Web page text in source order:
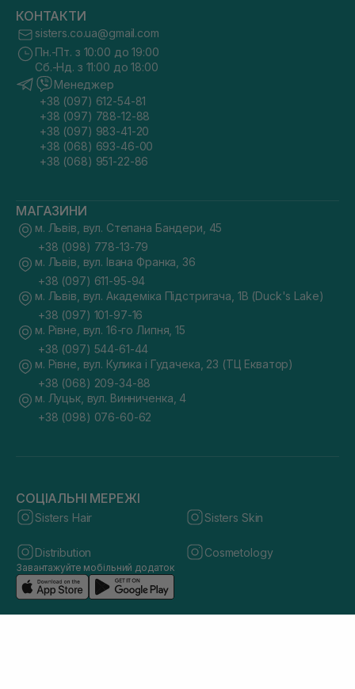
КОНТАКТИ
sisters.co.ua@gmail.com
Пн.-Пт. з 10:00 до 19:00
Сб.-Нд. з 11:00 до 18:00
Менеджер
+38 (097) 612-54-81
+38 (097) 788-12-88
+38 (097) 983-41-20
+38 (068) 693-46-00
+38 (068) 951-22-86
МАГАЗИНИ
м. Львів, вул. Степана Бандери, 45
+38 (098) 778-13-79
м. Львів, вул. Івана Франка, 36
+38 (097) 611-95-94
м. Львів, вул. Академіка Підстригача, 1В (Duck's Lake)
+38 (097) 101-97-16
м. Рівне, вул. 16-го Липня, 15
+38 (097) 544-61-44
м. Рівне, вул. Кулика і Гудачека, 23 (ТЦ Екватор)
+38 (068) 209-34-88
м. Луцьк, вул. Винниченка, 4
+38 (098) 076-60-62
СОЦІАЛЬНІ МЕРЕЖІ
Sisters Hair Sisters Skin
Distribution Cosmetology
Завантажуйте мобільний додаток